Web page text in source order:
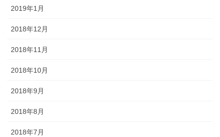
2019年1月
2018年12月
2018年11月
2018年10月
2018年9月
2018年8月
2018年7月